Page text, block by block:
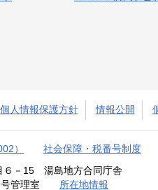
個人情報保護方針 情報公開
） 社会保障・税番号制度
６－15 湯島地方合同庁舎
号管理室 所在地情報